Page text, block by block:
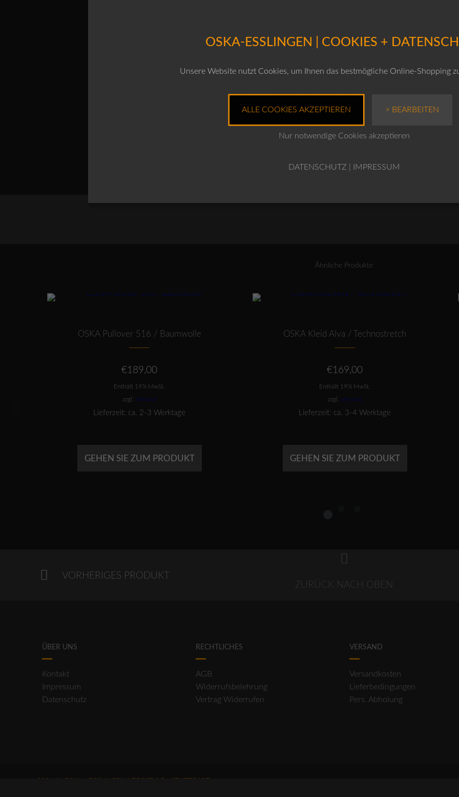
ACHTUNG: HOSE FÄLLT KLEIN AUS –
OSKA
619
BAUMWOLL-
Ähnliche Produkte
Dieses Produkt weist mehrere Varianten auf. Die Optionen können auf der Produktseite gewählt werden
OSKA Pullover 516 / Baumwolle
€189,00
Enthält 19% MwSt.
zzgl. Versand
Lieferzeit: ca. 2-3 Werktage
GEHEN SIE ZUM PRODUKT
Dieses Produkt weist mehrere Varianten auf. Die Optionen können auf der Produktseite gewählt werden
OSKA Kleid Alva / Technostretch
€169,00
Enthält 19% MwSt.
zzgl. Versand
Lieferzeit: ca. 3-4 Werktage
GEHEN SIE ZUM PRODUKT
VORHERIGES PRODUKT
ZURÜCK NACH OBEN
ÜBER UNS
Kontakt
Impressum
Datenschutz
RECHTLICHES
AGB
Widerrufsbelehrung
Vertrag Widerrufen
VERSAND
Versandkosten
Lieferbedingungen
Pers. Abholung
OSKA-ESSLINGEN | COOKIES +
Unsere Website nutzt Cookies, um Ihnen das bestmögliche Online-Shopping
ALLE COOKIES AKZEPTIEREN > BEARBEITEN
Nur notwendige Cookies akzeptieren
DATENSCHUTZ IMPRESSUM